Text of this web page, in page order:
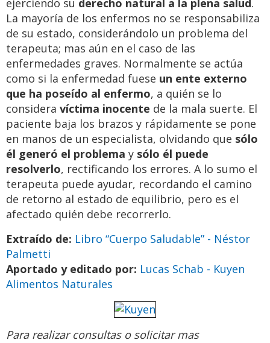
ejerciendo su derecho natural a la plena salud.
La mayoría de los enfermos no se responsabiliza
de su estado, considerándolo un problema del
terapeuta; mas aún en el caso de las
enfermedades graves. Normalmente se actúa
como si la enfermedad fuese un ente externo
que ha poseído al enfermo, a quién se lo
considera víctima inocente de la mala suerte. El
paciente baja los brazos y rápidamente se pone
en manos de un especialista, olvidando que sólo
él generó el problema y sólo él puede
resolverlo, rectificando los errores. A lo sumo el
terapeuta puede ayudar, recordando el camino
de retorno al estado de equilibrio, pero es el
afectado quién debe recorrerlo.
Extraído de: Libro “Cuerpo Saludable” - Néstor
Palmetti
Aportado y editado por: Lucas Schab - Kuyen
Alimentos Naturales
Para realizar consultas o solicitar mas